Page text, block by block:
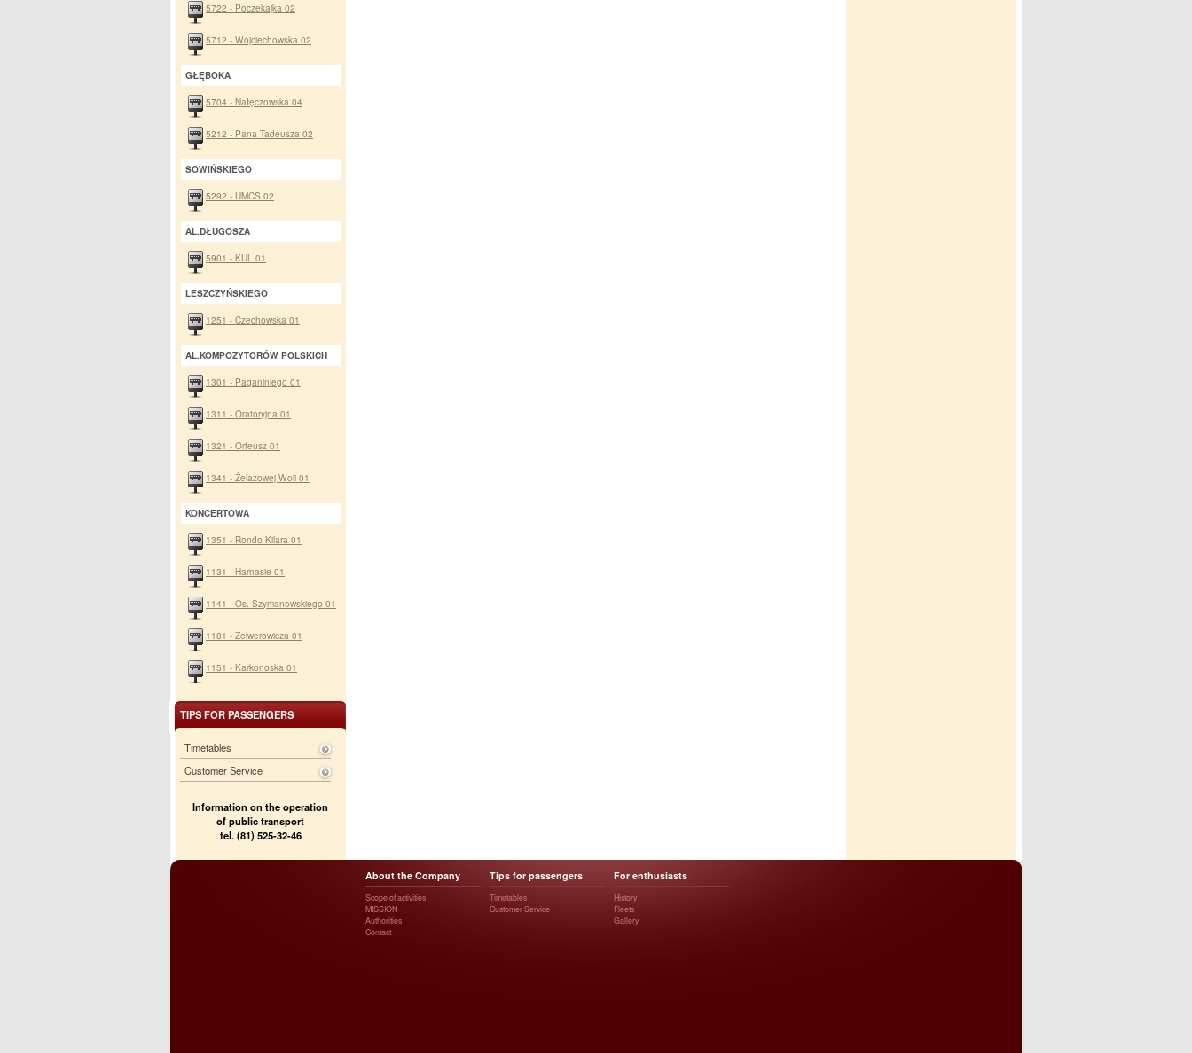
5722 - Poczekajka 02
5712 - Wojciechowska 02
GŁĘBOKA
5704 - Nałęczowska 04
5212 - Pana Tadeusza 02
SOWIŃSKIEGO
5292 - UMCS 02
AL.DŁUGOSZA
5901 - KUL 01
LESZCZYŃSKIEGO
1251 - Czechowska 01
AL.KOMPOZYTORÓW POLSKICH
1301 - Paganiniego 01
1311 - Oratoryjna 01
1321 - Orfeusz 01
1341 - Żelazowej Woli 01
KONCERTOWA
1351 - Rondo Kilara 01
1131 - Harnasie 01
1141 - Os. Szymanowskiego 01
1181 - Zelwerowicza 01
1151 - Karkonoska 01
TIPS FOR PASSENGERS
Timetables
Customer Service
Information on the operation
of public transport
tel. (81) 525-32-46
About the Company
Scope of activities
MISSION
Authorities
Contact
Tips for passengers
Timetables
Customer Service
For enthusiasts
History
Fleets
Gallery